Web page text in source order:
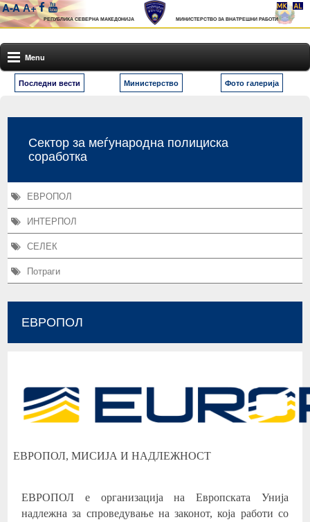
A-AА+
РЕПУБЛИКА СЕВЕРНА МАКЕДОНИЈА МИНИСТЕРСТВО ЗА ВНАТРЕШНИ РАБОТИ
Menu
Последни вести Министерство Фото галерија
Сектор за меѓународна полициска
соработка
ЕВРОПОЛ
ИНТЕРПОЛ
СЕЛЕК
Потраги
ЕВРОПОЛ
ЕВРОПОЛ, МИСИЈА И НАДЛЕЖНОСТ
ЕВРОПОЛ е организација на Европската Унија
надлежна за спроведување на законот, која работи со